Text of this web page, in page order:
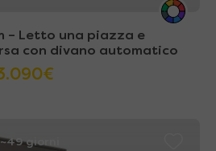
– Letto una piazza e
con divano automatico
€
giorni